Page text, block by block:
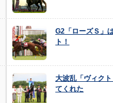
G2「ローズＳ」
ト！
大波乱「ヴィク
てくれた